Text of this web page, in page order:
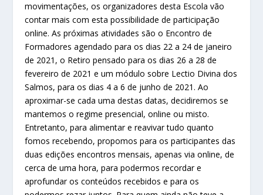
movimentações, os organizadores desta Escola vão
contar mais com esta possibilidade de participação
online. As próximas atividades são o Encontro de
Formadores agendado para os dias 22 a 24 de janeiro
de 2021, o Retiro pensado para os dias 26 a 28 de
fevereiro de 2021 e um módulo sobre Lectio Divina dos
Salmos, para os dias 4 a 6 de junho de 2021. Ao
aproximar-se cada uma destas datas, decidiremos se
mantemos o regime presencial, online ou misto.
Entretanto, para alimentar e reavivar tudo quanto
fomos recebendo, propomos para os participantes das
duas edições encontros mensais, apenas via online, de
cerca de uma hora, para podermos recordar e
aprofundar os conteúdos recebidos e para os